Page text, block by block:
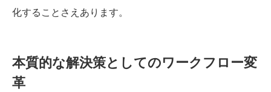
化することさえあります。
本質的な解決策としてのワークフロー変
革